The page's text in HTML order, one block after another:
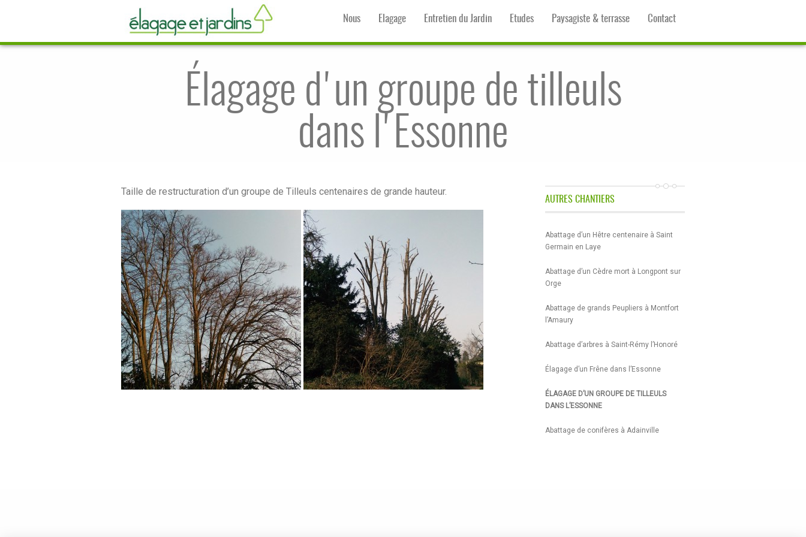
Contact
Paysagiste & terrasse
Etudes
Entretien du Jardin
Elagage
Nous
Élagage d'un groupe de tilleuls
dans l'Essonne
Taille de restructuration d’un groupe de Tilleuls centenaires de grande hauteur.
AUTRES CHANTIERS
Abattage d’un Hêtre centenaire à Saint
Germain en Laye
Abattage d’un Cèdre mort à Longpont sur
Orge
Abattage de grands Peupliers à Montfort
l’Amaury
Abattage d’arbres à Saint-Rémy l’Honoré
Élagage d’un Frêne dans l’Essonne
ÉLAGAGE D’UN GROUPE DE TILLEULS
DANS L’ESSONNE
Abattage de conifères à Adainville